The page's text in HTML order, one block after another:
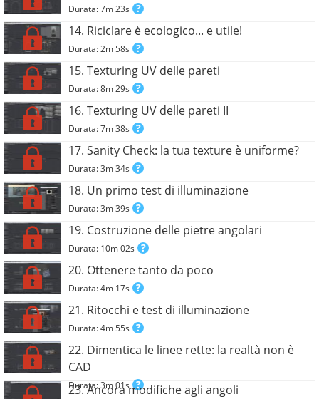
Durata: 7m 23s
14. Riciclare è ecologico... e utile!
Durata: 2m 58s
15. Texturing UV delle pareti
Durata: 8m 29s
16. Texturing UV delle pareti II
Durata: 7m 38s
17. Sanity Check: la tua texture è uniforme?
Durata: 3m 34s
18. Un primo test di illuminazione
Durata: 3m 39s
19. Costruzione delle pietre angolari
Durata: 10m 02s
20. Ottenere tanto da poco
Durata: 4m 17s
21. Ritocchi e test di illuminazione
Durata: 4m 55s
22. Dimentica le linee rette: la realtà non è
CAD
Durata: 3m 01s
23. Ancora modifiche agli angoli